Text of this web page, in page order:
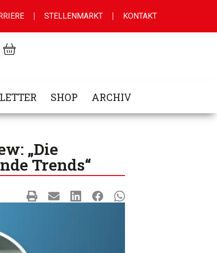
STELLENMARKT KONTAKT
SHOP ARCHIV
„Die
Trends“